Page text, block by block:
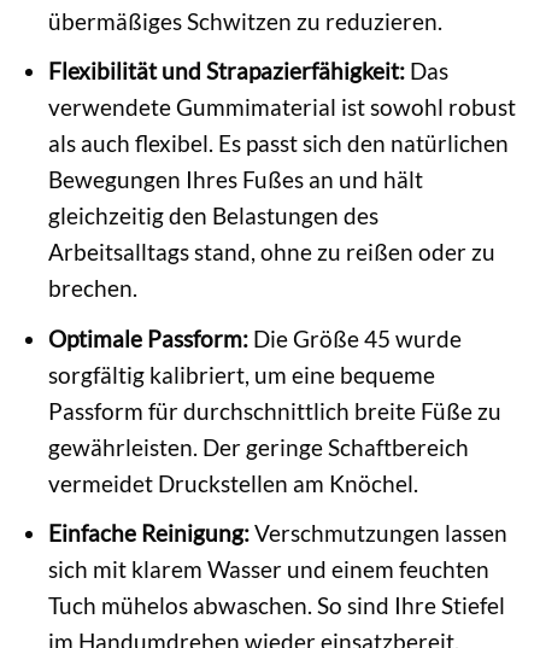
übermäßiges Schwitzen zu reduzieren.
Flexibilität und Strapazierfähigkeit:Das
verwendete Gummimaterial ist sowohl robust
als auch flexibel. Es passt sich den natürlichen
Bewegungen Ihres Fußes an und hält
gleichzeitig den Belastungen des
Arbeitsalltags stand, ohne zu reißen oder zu
brechen.
Optimale Passform:Die Größe 45 wurde
sorgfältig kalibriert, um eine bequeme
Passform für durchschnittlich breite Füße zu
gewährleisten. Der geringe Schaftbereich
vermeidet Druckstellen am Knöchel.
Einfache Reinigung:Verschmutzungen lassen
sich mit klarem Wasser und einem feuchten
Tuch mühelos abwaschen. So sind Ihre Stiefel
im Handumdrehen wieder einsatzbereit.